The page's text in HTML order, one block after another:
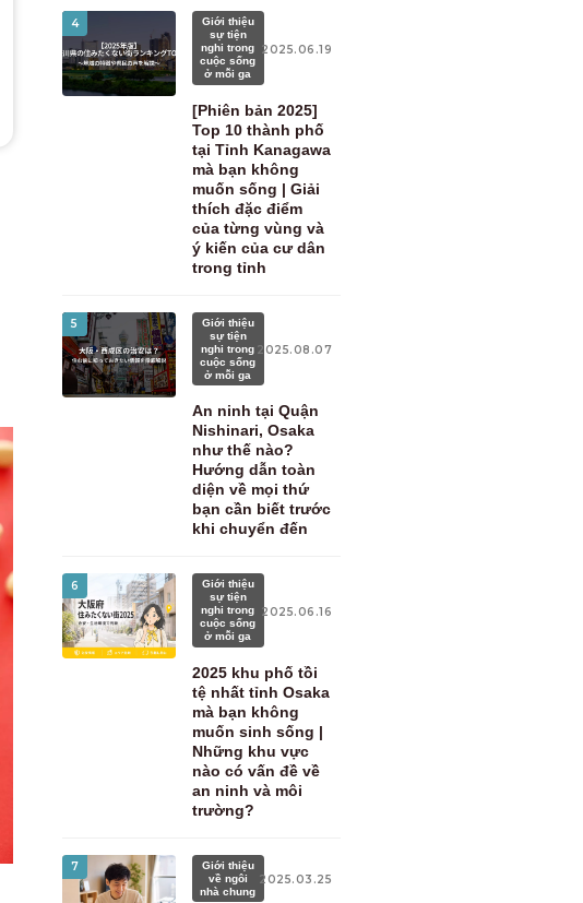
4
Giới thiệu
sự tiện
nghi trong
cuộc sống
ở mỗi ga
2025.06.19
[Phiên bản 2025]
Top 10 thành phố
tại Tỉnh Kanagawa
mà bạn không
muốn sống | Giải
thích đặc điểm
của từng vùng và
ý kiến ​​của cư dân
trong tỉnh
5
Giới thiệu
sự tiện
nghi trong
cuộc sống
ở mỗi ga
2025.08.07
An ninh tại Quận
Nishinari, Osaka
như thế nào?
Hướng dẫn toàn
diện về mọi thứ
bạn cần biết trước
khi chuyển đến
6
Giới thiệu
sự tiện
nghi trong
cuộc sống
ở mỗi ga
2025.06.16
2025 khu phố tồi
tệ nhất tỉnh Osaka
mà bạn không
muốn sinh sống |
Những khu vực
nào có vấn đề về
an ninh và môi
trường?
7
Giới thiệu
về ngôi
nhà chung
2025.03.25